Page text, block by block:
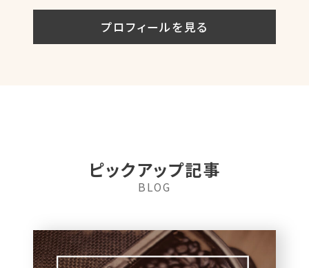
プロフィールを見る
ピックアップ記事
BLOG